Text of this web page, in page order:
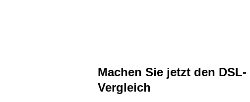
Machen Sie jetzt den DSL-
Vergleich